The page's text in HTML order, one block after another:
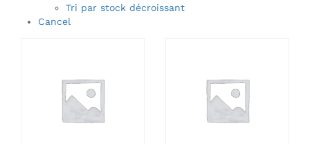
Tri par stock décroissant
Cancel